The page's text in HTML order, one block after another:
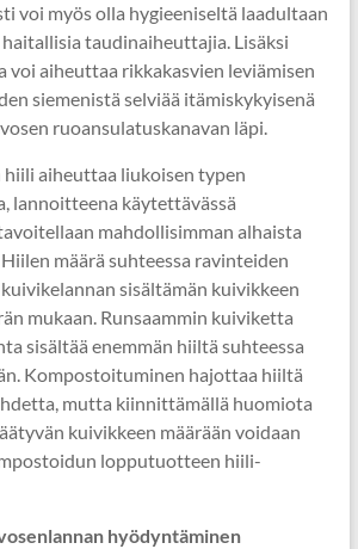
voi myös olla hygieeniseltä laadultaan
taudinaiheuttajia. Lisäksi
voi aiheuttaa rikkakasvien leviämisen
siemenistä selviää itämiskykyisenä
ruoansulatuskanavan läpi.
hiili aiheuttaa liukoisen typen
lannoitteena käytettävässä
mahdollisimman alhaista
määrä suhteessa ravinteiden
sisältämän kuivikkeen
mukaan. Runsaammin kuiviketta
sisältää enemmän hiiltä suhteessa
Kompostoituminen hajottaa hiiltä
mutta kiinnittämällä huomiota
kuivikkeen määrään voidaan
lopputuotteen hiili-
hyödyntäminen